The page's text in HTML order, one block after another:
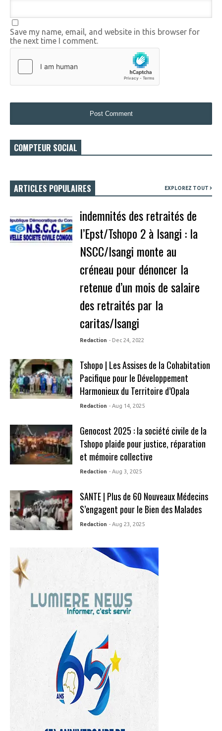
Save my name, email, and website in this browser for
the next time I comment.
COMPTEUR SOCIAL
ARTICLES POPULAIRES EXPLOREZ TOUT
indemnités des retraités de
l’Epst/Tshopo 2 à Isangi : la
NSCC/Isangi monte au
créneau pour dénoncer la
retenue d’un mois de salaire
des retraités par la
caritas/Isangi
Redaction - Dec 24, 2022
Tshopo | Les Assises de la Cohabitation
Pacifique pour le Développement
Harmonieux du Territoire d’Opala
Redaction - Aug 14, 2025
Genocost 2025 : la société civile de la
Tshopo plaide pour justice, réparation
et mémoire collective
Redaction - Aug 3, 2025
SANTE | Plus de 60 Nouveaux Médecins
S’engagent pour le Bien des Malades
Redaction - Aug 23, 2025